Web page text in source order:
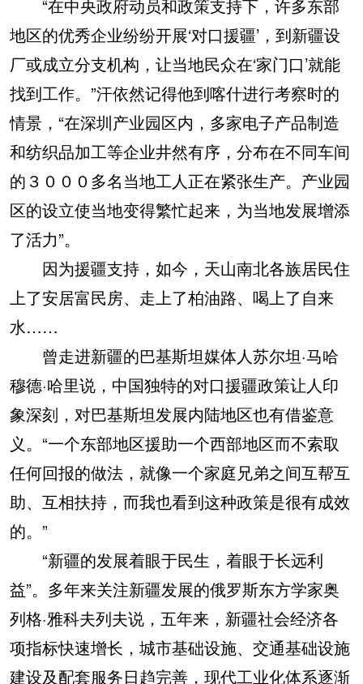
“在中央政府动员和政策支持下，许多东部
地区的优秀企业纷纷开展‘对口援疆’，到新疆设
厂或成立分支机构，让当地民众在‘家门口’就能
找到工作。”汗依然记得他到喀什进行考察时的
情景，“在深圳产业园区内，多家电子产品制造
和纺织品加工等企业井然有序，分布在不同车间
的３０００多名当地工人正在紧张生产。产业园
区的设立使当地变得繁忙起来，为当地发展增添
了活力”。
因为援疆支持，如今，天山南北各族居民住
上了安居富民房、走上了柏油路、喝上了自来
水……
曾走进新疆的巴基斯坦媒体人苏尔坦·马哈
穆德·哈里说，中国独特的对口援疆政策让人印
象深刻，对巴基斯坦发展内陆地区也有借鉴意
义。“一个东部地区援助一个西部地区而不索取
任何回报的做法，就像一个家庭兄弟之间互帮互
助、互相扶持，而我也看到这种政策是很有成效
的。”
“新疆的发展着眼于民生，着眼于长远利
益”。多年来关注新疆发展的俄罗斯东方学家奥
列格·雅科夫列夫说，五年来，新疆社会经济各
项指标快速增长，城市基础设施、交通基础设施
建设及配套服务日趋完善，现代工业化体系逐渐